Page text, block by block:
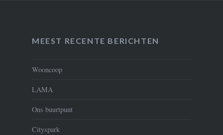
MEEST RECENTE BERICHTEN
Wooncoop
LAMA
Ons buurtpunt
Cityspark